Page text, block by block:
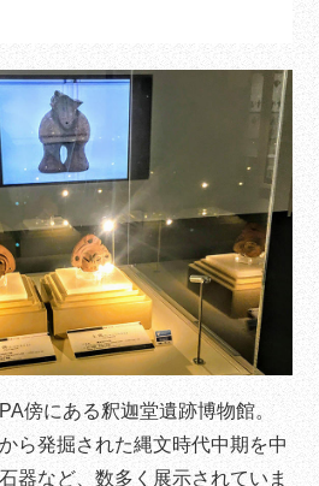
傍にある釈迦堂遺跡博物館。
ら発掘された縄文時代中期を中
器など、数多く展示されていま